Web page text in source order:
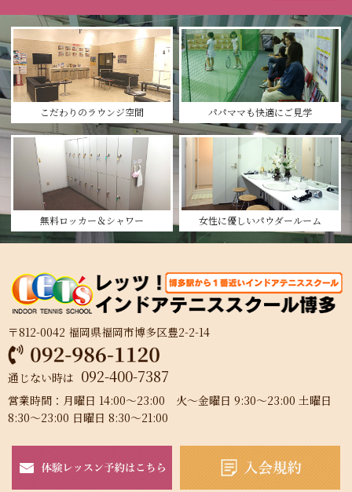
こだわりのラウンジ空間 パパママも快適にご見学
無料ロッカー＆シャワー 女性に優しいパウダールーム
〒812-0042 福岡県福岡市博多区豊2-2-14
通じない時は 092-400-7387
営業時間：月曜日 14:00～23:00 火～金曜日 9:30～23:00 土曜日
8:30～23:00 日曜日 8:30～21:00